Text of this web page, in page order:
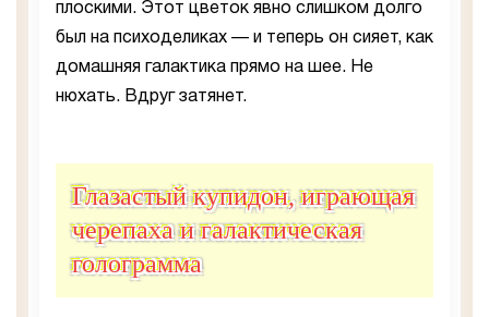
плоскими. Этот цветок явно слишком долго
был на психоделиках — и теперь он сияет, как
домашняя галактика прямо на шее. Не
нюхать. Вдруг затянет.
Глазастый купидон, играющая
черепаха и галактическая
голограмма